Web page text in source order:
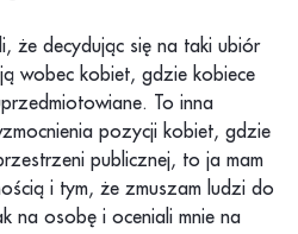
że decydując się na taki ubiór
wobec kobiet, gdzie kobiece
To inna
pozycji kobiet, gdzie
publicznej, to ja mam
i tym, że zmuszam ludzi do
na osobę i oceniali mnie na